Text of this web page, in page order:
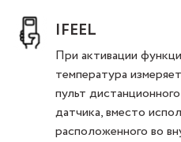
IFEEL
При активации
температура
пульт
датчика, вместо
расположенного во